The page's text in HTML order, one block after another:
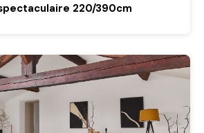
220/390cm